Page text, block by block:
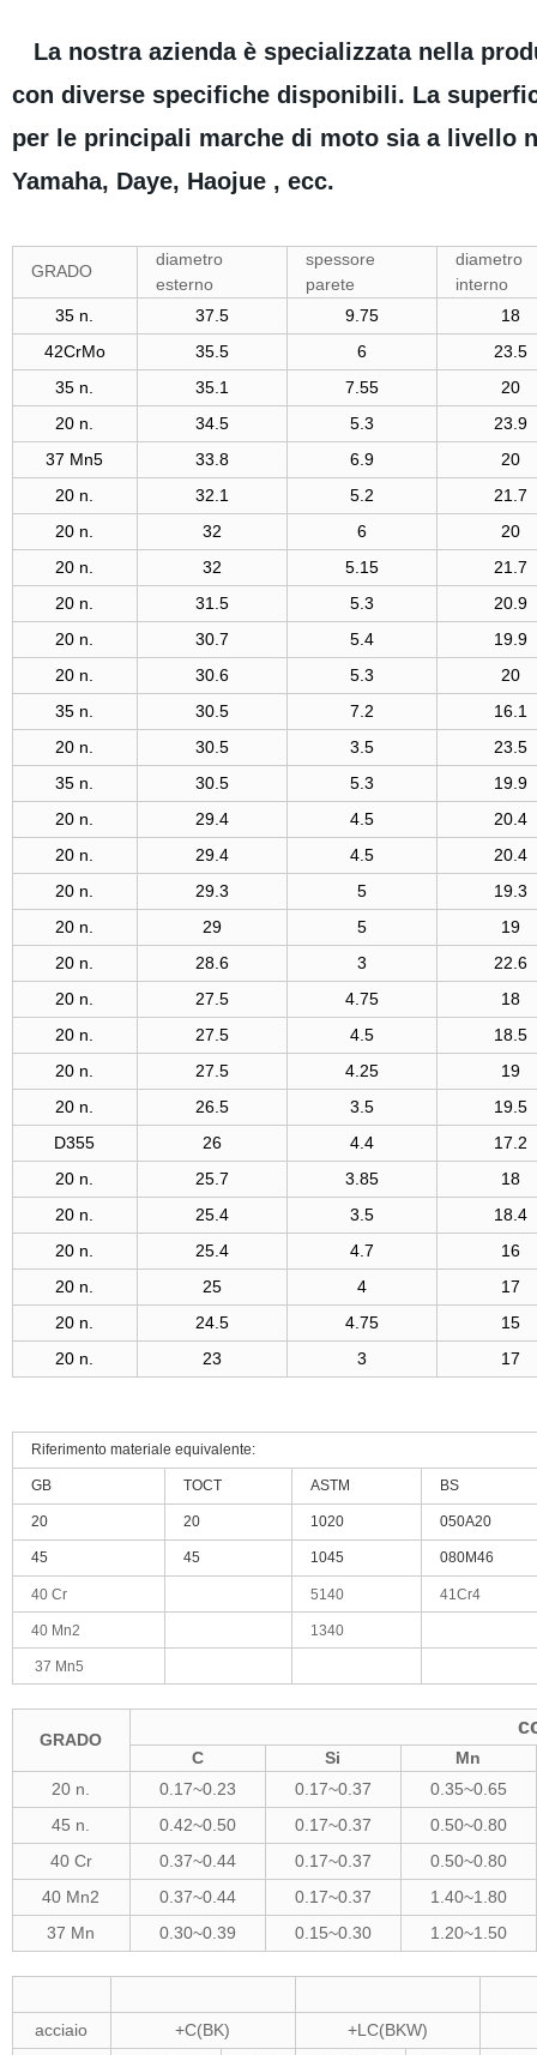
La nostra azienda è specializzata nella
con diverse specifiche disponibili. La
per le principali marche di moto sia a livello
Yamaha, Daye, Haojue , ecc.
GRADO
diametro
esterno
spessore
parete
diametro
interno
35 n.
37.5 9.75
18
42CrMo
35.5 6
23.5
35 n.
35.1 7.55
20
20 n.
34.5 5.3
23.9
37 Mn5
33.8 6.9
20
20 n.
32.1 5.2
21.7
20 n.
32 6
20
20 n.
32 5.15
21.7
20 n.
31.5 5.3
20.9
20 n.
30.7 5.4
19.9
20 n.
30.6 5.3
20
35 n.
30.5 7.2
16.1
20 n.
30.5 3.5
23.5
35 n.
30.5 5.3
19.9
20 n.
29.4 4.5
20.4
20 n.
29.4 4.5
20.4
20 n.
29.3 5
19.3
20 n.
29 5
19
20 n.
28.6 3
22.6
20 n.
27.5 4.75
18
20 n.
27.5 4.5
18.5
20 n.
27.5 4.25
19
20 n.
26.5 3.5
19.5
D355
26 4.4
17.2
20 n.
25.7 3.85
18
20 n.
25.4 3.5
18.4
20 n.
25.4 4.7
16
20 n.
25 4
17
20 n.
24.5 4.75
15
20 n.
23 3 17
Riferimento materiale equivalente:
GB TOCT ASTM BS
20 20 1020 050A20
45 45 1045 080M46
40 Cr 5140 41Cr4
40 Mn2 1340
37 Mn5
GRADO
C Si
Mn
20 n.
0.17~0.23 0.17~0.37
0.35~0.65
45 n.
0.42~0.50 0.17~0.37
0.50~0.80
40 Cr
0.37~0.44 0.17~0.37
0.50~0.80
40 Mn2
0.37~0.44 0.17~0.37
1.40~1.80
37 Mn
0.30~0.39 0.15~0.30 1.20~1.50
acciaio +C(BK)
+LC(BKW)